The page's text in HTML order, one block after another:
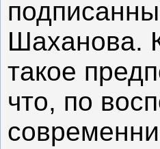
Шаханова.
такое
что, по